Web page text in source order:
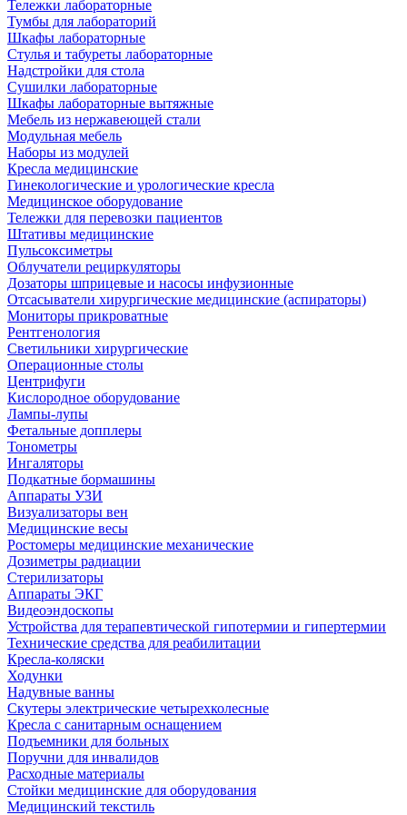
Тележки лабораторные
Тумбы для лабораторий
Шкафы лабораторные
Стулья и табуреты лабораторные
Надстройки для стола
Сушилки лабораторные
Шкафы лабораторные вытяжные
Мебель из нержавеющей стали
Модульная мебель
Наборы из модулей
Кресла медицинские
Гинекологические и урологические кресла
Медицинское оборудование
Тележки для перевозки пациентов
Штативы медицинские
Пульсоксиметры
Облучатели рециркуляторы
Дозаторы шприцевые и насосы инфузионные
Отсасыватели хирургические медицинские (аспираторы)
Мониторы прикроватные
Рентгенология
Светильники хирургические
Операционные столы
Центрифуги
Кислородное оборудование
Лампы-лупы
Фетальные допплеры
Тонометры
Ингаляторы
Подкатные бормашины
Аппараты УЗИ
Визуализаторы вен
Медицинские весы
Ростомеры медицинские механические
Дозиметры радиации
Стерилизаторы
Аппараты ЭКГ
Видеоэндоскопы
Устройства для терапевтической гипотермии и гипертермии
Технические средства для реабилитации
Кресла-коляски
Ходунки
Надувные ванны
Скутеры электрические четырехколесные
Кресла с санитарным оснащением
Подъемники для больных
Поручни для инвалидов
Расходные материалы
Стойки медицинские для оборудования
Медицинский текстиль